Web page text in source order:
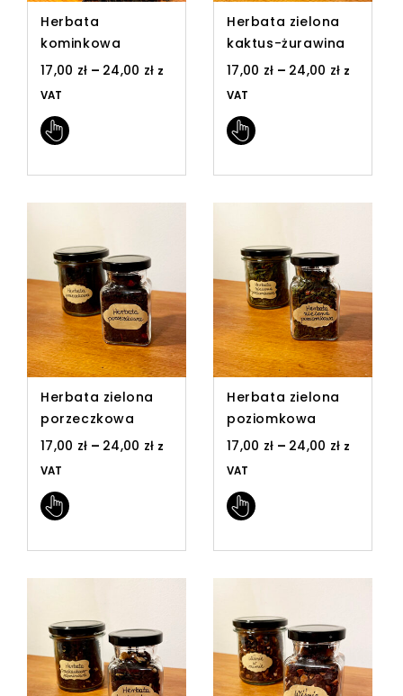
Herbata
kominkowa
17,00 zł – 24,00 zł z
VAT
Herbata zielona
kaktus-żurawina
17,00 zł – 24,00 zł z
VAT
Herbata zielona
porzeczkowa
17,00 zł – 24,00 zł z
VAT
Herbata zielona
poziomkowa
17,00 zł – 24,00 zł z
VAT